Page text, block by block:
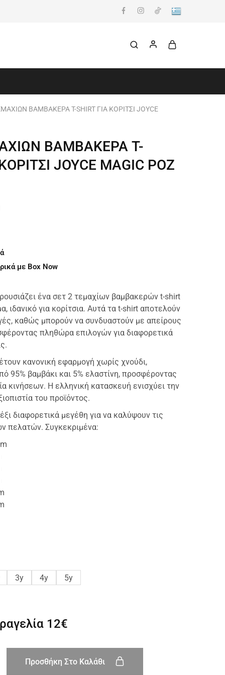
ΒΑΜΒΑΚΕΡΑ T-SHIRT ΓΙΑ ΚΟΡΙΤΣΙ JOYCE
ΒΑΜΒΑΚΕΡΑ T-
JOYCE MAGIC ΡΟΖ
με Box Now
ένα σετ 2 τεμαχίων βαμβακερών t-shirt
ιδανικό για κορίτσια. Αυτά τα t-shirt αποτελούν
καθώς μπορούν να συνδυαστούν με απείρους
πληθώρα επιλογών για διαφορετικά
κανονική εφαρμογή χωρίς χνούδι,
95% βαμβάκι και 5% ελαστίνη, προσφέροντας
κινήσεων. Η ελληνική κατασκευή ενισχύει την
του προϊόντος.
διαφορετικά μεγέθη για να καλύψουν τις
πελατών. Συγκεκριμένα:
3y 4y 5y
12€
Προσθήκη Στο Καλάθι